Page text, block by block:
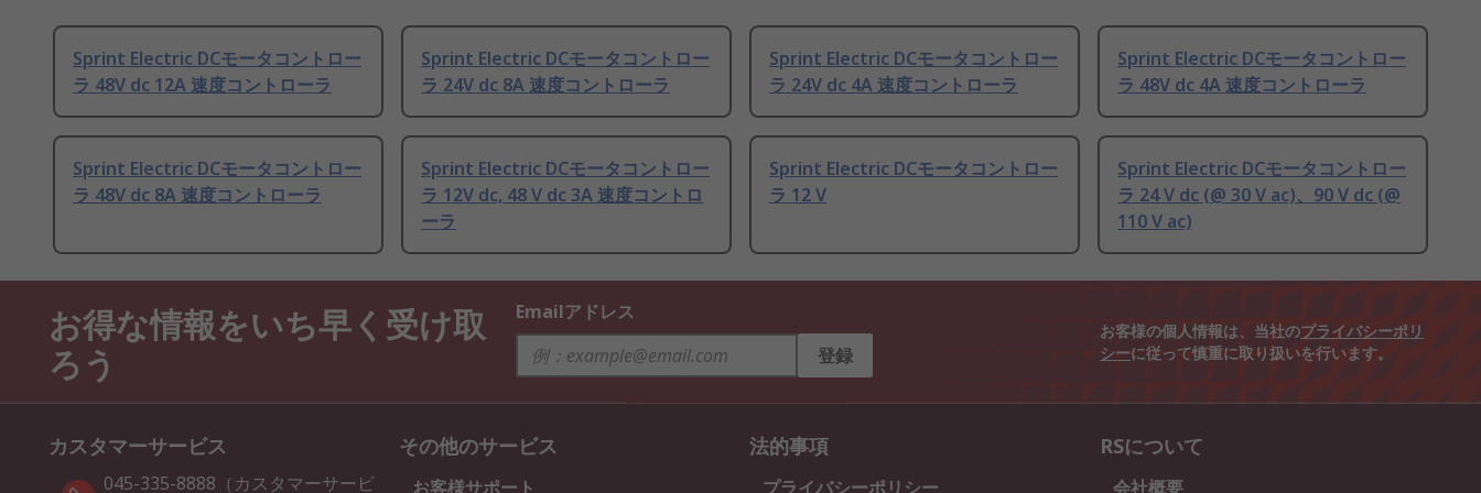
Sprint Electric DCモータコントロー
ラ 48V dc 12A 速度コントローラ
Sprint Electric DCモータコントロー
ラ 24V dc 8A 速度コントローラ
Sprint Electric DCモータコントロー
ラ 24V dc 4A 速度コントローラ
Sprint Electric DCモータコントロー
ラ 48V dc 4A 速度コントローラ
Sprint Electric DCモータコントロー
ラ 48V dc 8A 速度コントローラ
Sprint Electric DCモータコントロー
ラ 12V dc, 48 V dc 3A 速度コントロ
ーラ
Sprint Electric DCモータコントロー
ラ 12 V
Sprint Electric DCモータコントロー
ラ 24 V dc (@ 30 V ac)、90 V dc (@
110 V ac)
お得な情報をいち早く受け取
ろう
Emailアドレス
登録
お客様の個人情報は、当社のプライバシーポリ
シーに従って慎重に取り扱いを行います。
カスタマーサービス
045-335-8888（カスタマーサービ
その他のサービス
お客様サポート
法的事項
プライバシーポリシー
RSについて
会社概要